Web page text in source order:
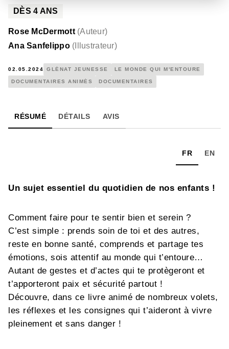
DÈS4 ANS
Rose McDermott (Auteur)
Ana Sanfelippo ( Illustrateur)
02.05.2024 GLÉNAT JEUNESSE LE MONDE QUI M'ENTOURE
DOCUMENTAIRES ANIMÉS DOCUMENTAIRES
RÉSUMÉ DÉTAILS AVIS
FR EN
Un sujet essentiel du quotidien de nos enfants !
Comment faire pour te sentir bien et serein ?
C’est simple : prends soin de toi et des autres,
reste en bonne santé, comprends et partage tes
émotions, sois attentif au monde qui t’entoure…
Autant de gestes et d’actes qui te protègeront et
t’apporteront paix et sécurité partout !
Découvre, dans ce livre animé de nombreux volets,
les réflexes et les consignes qui t’aideront à vivre
pleinement et sans danger !